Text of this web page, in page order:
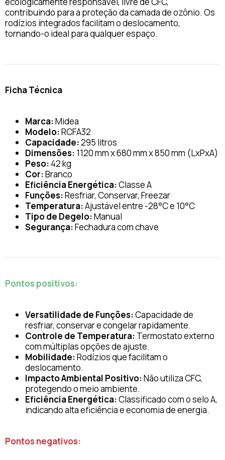
contribuindo para a proteção da camada de ozônio. Os
rodízios integrados facilitam o deslocamento,
tornando-o ideal para qualquer espaço.
Ficha Técnica
Marca:Midea
Modelo:RCFA32
Capacidade:295 litros
Dimensões: 1120 mm x 680 mm x 850 mm (LxPxA)
Peso: 42 kg
Cor:Branco
Eficiência Energética:Classe A
Funções:Resfriar, Conservar, Freezar
Temperatura:Ajustável entre -28°C e 10°C
Tipo de Degelo:Manual
Segurança:Fechadura com chave
Pontos positivos:
Versatilidade de Funções:Capacidade de
resfriar, conservar e congelar rapidamente.
Controle de Temperatura: Termostato externo
com múltiplas opções de ajuste.
Mobilidade:Rodízios que facilitam o
deslocamento.
Impacto Ambiental Positivo:Não utiliza CFC,
protegendo o meio ambiente.
Eficiência Energética:Classificado com o selo A,
indicando alta eficiência e economia de energia.
Pontos negativos: